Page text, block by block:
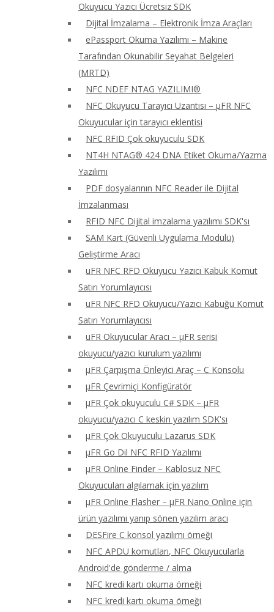
Okuyucu Yazıcı Ücretsiz SDK
Dijital İmzalama – Elektronik İmza Araçları
ePassport Okuma Yazılımı – Makine
Tarafından Okunabilir Seyahat Belgeleri
(MRTD)
NFC NDEF NTAG YAZILIMI®
NFC Okuyucu Tarayıcı Uzantısı – μFR NFC
Okuyucular için tarayıcı eklentisi
NFC RFID Çok okuyuculu SDK
NT4H NTAG® 424 DNA Etiket Okuma/Yazma
Yazılımı
PDF dosyalarının NFC Reader ile Dijital
İmzalanması
RFID NFC Dijital imzalama yazılımı SDK'sı
SAM Kart (Güvenli Uygulama Modülü)
Geliştirme Aracı
uFR NFC RFD Okuyucu Yazıcı Kabuk Komut
Satırı Yorumlayıcısı
uFR NFC RFD Okuyucu/Yazıcı Kabuğu Komut
Satırı Yorumlayıcısı
uFR Okuyucular Aracı – μFR serisi
okuyucu/yazıcı kurulum yazılımı
μFR Çarpışma Önleyici Araç – C Konsolu
μFR Çevrimiçi Konfigüratör
μFR Çok okuyuculu C# SDK – μFR
okuyucu/yazıcı C keskin yazılım SDK'sı
μFR Çok Okuyuculu Lazarus SDK
μFR Go Dil NFC RFID Yazılımı
μFR Online Finder – Kablosuz NFC
Okuyucuları algılamak için yazılım
μFR Online Flasher – μFR Nano Online için
ürün yazılımı yanıp sönen yazılım aracı
DESFire C konsol yazılımı örneği
NFC APDU komutları, NFC Okuyucularla
Android'de gönderme / alma
NFC kredi kartı okuma örneği
NFC kredi kartı okuma örneği